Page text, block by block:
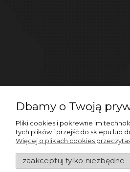
Dbamy o Twoją
Pliki cookies i pokrewne im
tych plików i przejść do sklepu lub
Więcej o plikach cookies
zaakceptuj tylko niezbędne